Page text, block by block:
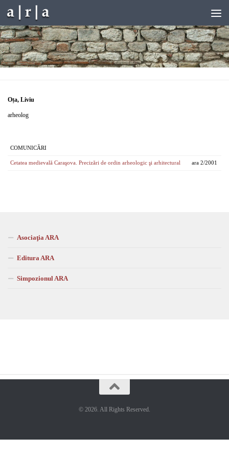
Skip to content
Oța, Liviu
arheolog
COMUNICĂRI
Cetatea medievală Caraşova. Precizări de ordin arheologic şi arhitectural ara 2/2001
Asociaţia ARA
Editura ARA
Simpozionul ARA
© 2026. All Rights Reserved.